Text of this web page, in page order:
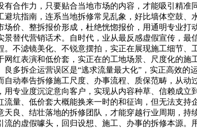
合作力，只要贴合当地市场的内容，才能吸引精准
坑指南，连系当地拆修常见乱象，好比墙体空鼓
价、整拆报价形成，杜绝恍惚报价，用通明专业
替代营销话术。自时代，业从最反感虚假宣传，
不滤镜美化、不锐意摆拍，实正在展现施工细节
红表演和低价套，实正在的工地场景、尺度化的
多拆企运营误区是“逃求流量最大化”，实正高效
动奉告拆修施工尺度、办事流程、质保范畴，从
专业度沉淀意向客户，实现从内容种草、信赖成立
量、低价套大概能换来一时的和征询，但无法支
良、结壮落地的拆修团队，才能穿越行业周期，
的虚假噱头，回归设想、施工、办事的拆修本源